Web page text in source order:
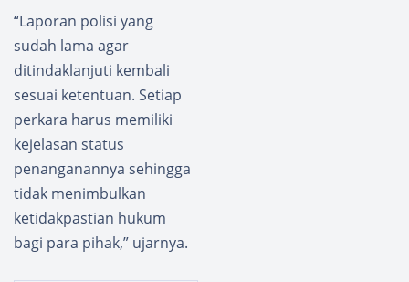
“Laporan polisi yang
sudah lama agar
ditindaklanjuti kembali
sesuai ketentuan. Setiap
perkara harus memiliki
kejelasan status
penanganannya sehingga
tidak menimbulkan
ketidakpastian hukum
bagi para pihak,” ujarnya.